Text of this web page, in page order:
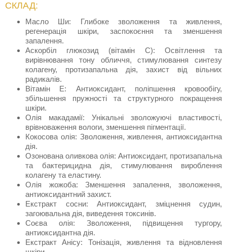
СКЛАД:
Масло Ши: Глибоке зволоження та живлення,
регенерація шкіри, заспокоєння та зменшення
запалення.
Аскорбіл глюкозид (вітамін C): Освітлення та
вирівнювання тону обличчя, стимулювання синтезу
колагену, протизапальна дія, захист від вільних
радикалів.
Вітамін Е: Антиоксидант, поліпшення кровообігу,
збільшення пружності та структурного покращення
шкіри.
Олія макадамії: Унікальні зволожуючі властивості,
врівноваження вологи, зменшення пігментації.
Кокосова олія: Зволоження, живлення, антиоксидантна
дія.
Озонована оливкова олія: Антиоксидант, протизапальна
та бактерицидна дія, стимулювання вироблення
колагену та еластину.
Олія жожоба: Зменшення запалення, зволоження,
антиоксидантний захист.
Екстракт сосни: Антиоксидант, зміцнення судин,
загоювальна дія, виведення токсинів.
Соєва олія: Зволоження, підвищення тургору,
антиоксидантна дія.
Екстракт Анісу: Тонізація, живлення та відновлення